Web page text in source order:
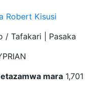
Robert Kisusi
/ Tafakari | Pasaka
mara 1,701